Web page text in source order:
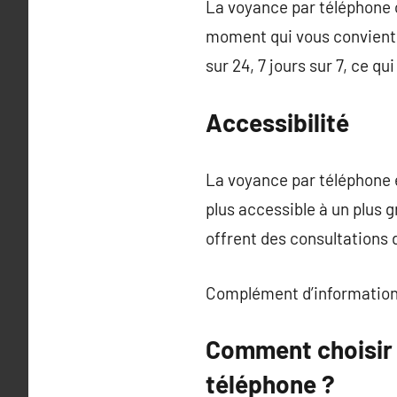
La voyance par
moment qui vous
sur 24, 7 jours sur 7, ce
Accessibilité
La voyance par
plus accessible à un plus
offrent des consultations
Complément
Comment
téléphone ?